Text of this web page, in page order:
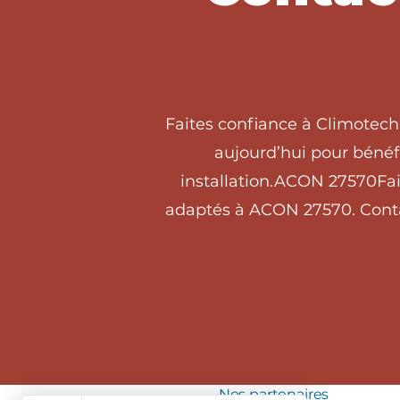
Faites confiance à
aujourd’hui pour
installation.ACON
adaptés à ACON 27570.
Nos partenaires